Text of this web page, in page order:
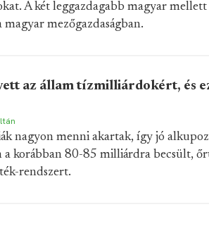
A két leggazdagabb magyar
magyar mezőgazdaságban.
az állam tízmilliárdokért, és
nagyon menni akartak, így jó
a korábban 80-85 milliárdra becsült,
rendszert.